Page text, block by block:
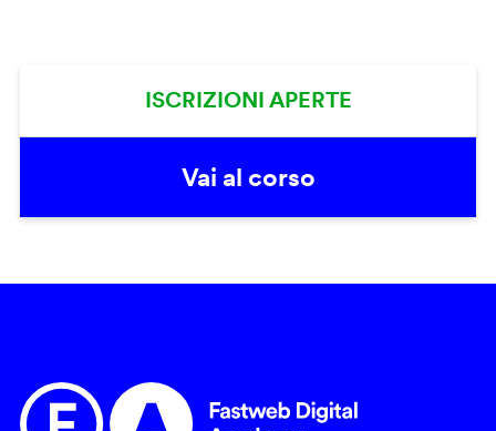
ISCRIZIONI APERTE
Vai al corso